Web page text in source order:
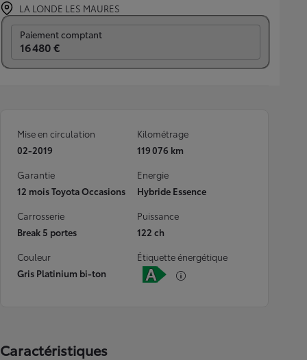
LA LONDE LES MAURES
Paiement comptant
16 480 €
Mise en circulation
02-2019
Kilométrage
119 076 km
Garantie
12 mois Toyota Occasions
Energie
Hybride Essence
Carrosserie
Break 5 portes
Puissance
122 ch
Couleur
Gris Platinium bi-ton
Étiquette énergétique
Caractéristiques